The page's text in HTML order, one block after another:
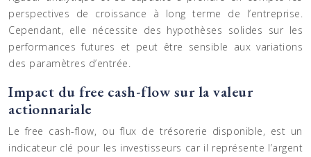
perspectives de croissance à long terme de l’entreprise.
Cependant, elle nécessite des hypothèses solides sur les
performances futures et peut être sensible aux variations
des paramètres d’entrée.
Impact du free cash-flow sur la valeur
actionnariale
Le free cash-flow, ou flux de trésorerie disponible, est un
indicateur clé pour les investisseurs car il représente l’argent